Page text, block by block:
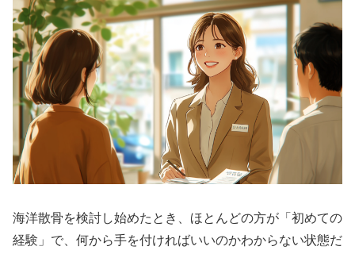
海洋散骨を検討し始めたとき、ほとんどの方が「初めての
経験」で、何から手を付ければいいのかわからない状態だ